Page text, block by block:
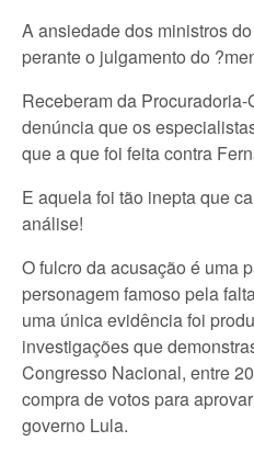
A ansiedade dos ministros
perante o julgamento do
Receberam da
denúncia que os
que a que foi feita contra
E aquela foi tão inepta que
análise!
O fulcro da acusação é uma
personagem famoso pela
uma única evidência foi
investigações que
Congresso Nacional, entre
compra de votos para
governo Lula.